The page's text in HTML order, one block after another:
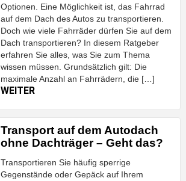
Optionen. Eine Möglichkeit ist, das Fahrrad
auf dem Dach des Autos zu transportieren.
Doch wie viele Fahrräder dürfen Sie auf dem
Dach transportieren? In diesem Ratgeber
erfahren Sie alles, was Sie zum Thema
wissen müssen. Grundsätzlich gilt: Die
maximale Anzahl an Fahrrädern, die […]
WEITER
Transport auf dem Autodach
ohne Dachträger – Geht das?
Transportieren Sie häufig sperrige
Gegenstände oder Gepäck auf Ihrem